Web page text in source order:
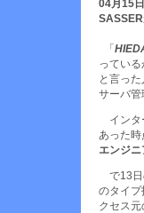
04月15日
「
ってい
と言っ
サーバ管
イン
あった時
エンジニ
で13
のタイプ
クセス